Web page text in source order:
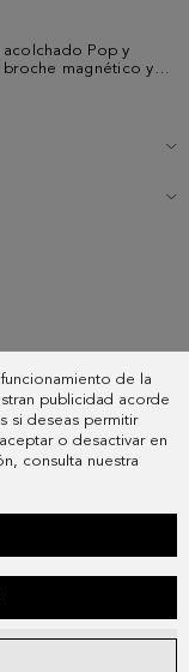
de la
publicidad acorde
si deseas permitir
o desactivar en
consulta nuestra
Pop y
magnético y
con forro completo